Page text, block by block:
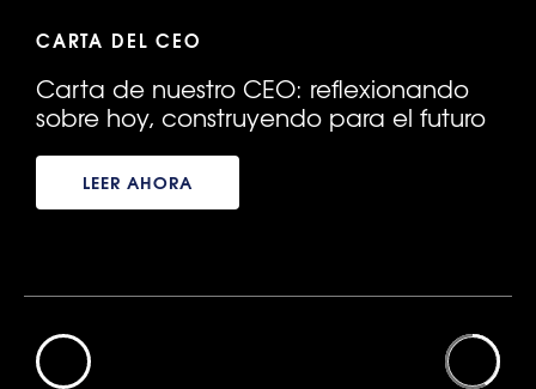
CARTA DEL CEO
Carta de nuestro CEO: reflexionando
sobre hoy, construyendo para el futuro
LEER AHORA